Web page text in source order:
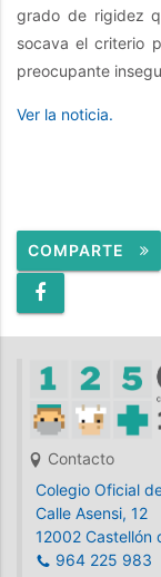
grado de rigidez
socava el criterio
preocupante
Ver la noticia.
COMPARTE
Contacto
Colegio Oficial
Calle Asensi, 12
12002 Castellón
964 225 983